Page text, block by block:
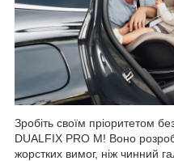
Зробіть своїм пріоритетом
DUALFIX PRO M! Воно
жорстких вимог, ніж чинний